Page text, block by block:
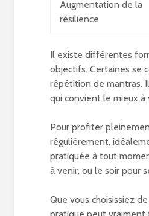
Augmentation de la
résilience
Il existe différentes
objectifs. Certaines se
répétition de mantras.
qui convient le mieux
Pour profiter
régulièrement,
pratiquée à tout
à venir, ou le soir pour
Que vous choisissiez